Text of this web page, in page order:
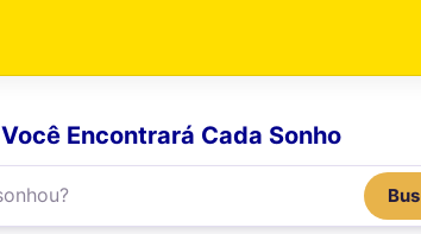
Você Encontrará Cada Sonho